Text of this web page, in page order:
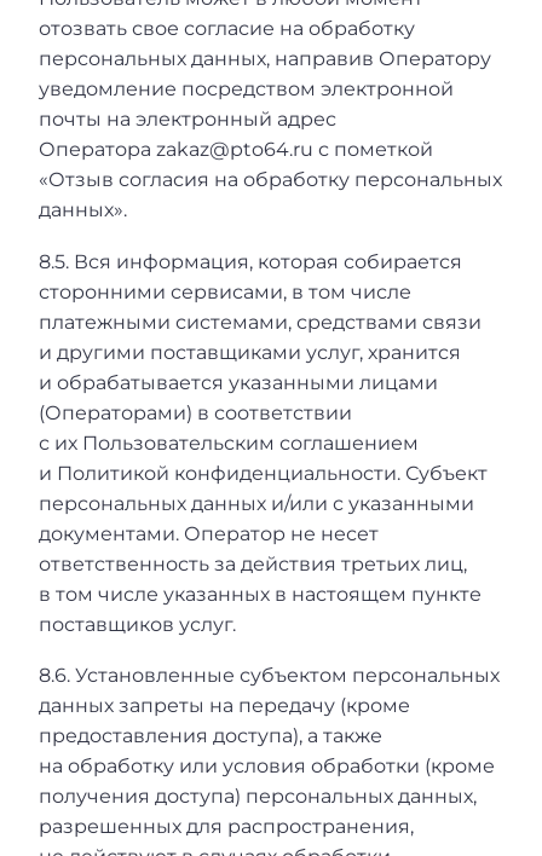
отозвать свое согласие на обработку
персональных данных, направив Оператору
уведомление посредством электронной
почты на электронный адрес
Оператора zakaz@pto64.ru с пометкой
«Отзыв согласия на обработку персональных
данных».
8.5. Вся информация, которая собирается
сторонними сервисами, в том числе
платежными системами, средствами связи
и другими поставщиками услуг, хранится
и обрабатывается указанными лицами
(Операторами) в соответствии
с их Пользовательским соглашением
и Политикой конфиденциальности. Субъект
персональных данных и/или с указанными
документами. Оператор не несет
ответственность за действия третьих лиц,
в том числе указанных в настоящем пункте
поставщиков услуг.
8.6. Установленные субъектом персональных
данных запреты на передачу (кроме
предоставления доступа), а также
на обработку или условия обработки (кроме
получения доступа) персональных данных,
разрешенных для распространения,